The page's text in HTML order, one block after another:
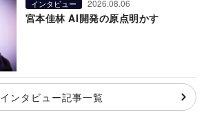
インタビュー 2026.08.06
宮本佳林 AI開発の原点明かす
インタビュー記事一覧